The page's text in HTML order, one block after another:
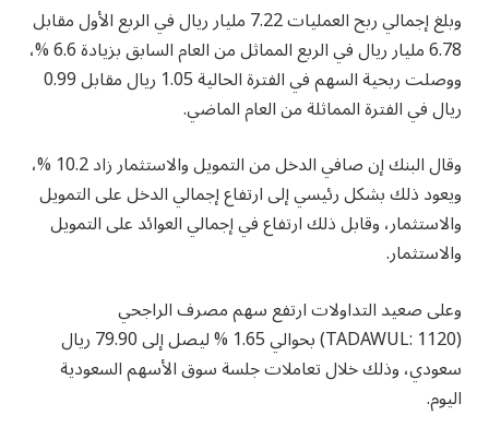
وبلغ إجمالي ربح العمليات 7.22 مليار ريال في الربع الأول مقابل
6.78 مليار ريال في الربع المماثل من العام السابق بزيادة 6.6 %،
ووصلت ربحية السهم في الفترة الحالية 1.05 ريال مقابل 0.99
ريال في الفترة المماثلة من العام الماضي.
وقال البنك إن صافي الدخل من التمويل والاستثمار زاد 10.2 %،
ويعود ذلك بشكل رئيسي إلى ارتفاع إجمالي الدخل على التمويل
والاستثمار، وقابل ذلك ارتفاع في إجمالي العوائد على التمويل
والاستثمار.
وعلى صعيد التداولات ارتفع سهم مصرف الراجحي
(TADAWUL: 1120) بحوالي 1.65 % ليصل إلى 79.90 ريال
سعودي، وذلك خلال تعاملات جلسة سوق الأسهم السعودية
اليوم.